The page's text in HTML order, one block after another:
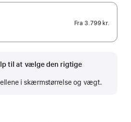
Fra 3.799 kr.
til at vælge den rigtige
i skærmstørrelse og vægt.